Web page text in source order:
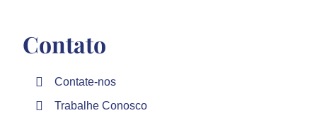
Contato
Contate-nos
Trabalhe Conosco